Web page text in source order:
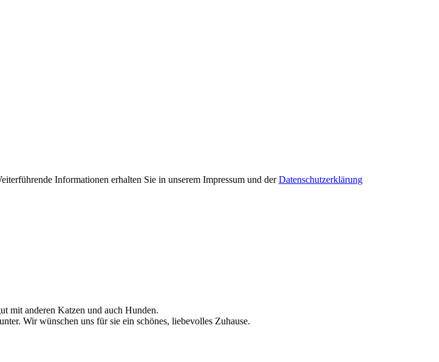
Informationen erhalten Sie in unserem Impressum und derDatenschutzerklärung
mit anderen Katzen und auch Hunden.
Wir wünschen uns für sie ein schönes, liebevolles Zuhause.